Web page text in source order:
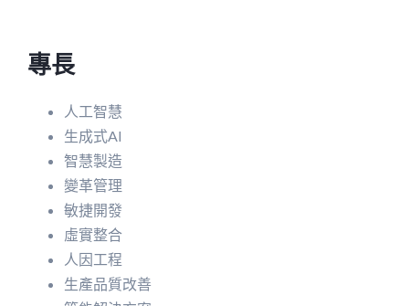
專長
人工智慧
生成式AI
智慧製造
變革管理
敏捷開發
虛實整合
人因工程
生產品質改善